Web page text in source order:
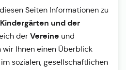
Seiten Informationen zu
und der
der Vereine und
wir Ihnen einen Überblick
sozialen, gesellschaftlichen